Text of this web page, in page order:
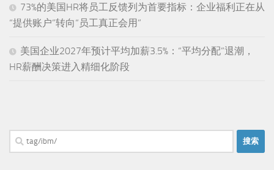
73%的美国HR将员工反馈列为首要指标：企业福利正在从
“提供账户”转向“员工真正会用”
美国企业2027年预计平均加薪3.5%：“平均分配”退潮，
HR薪酬决策进入精细化阶段
搜
索：